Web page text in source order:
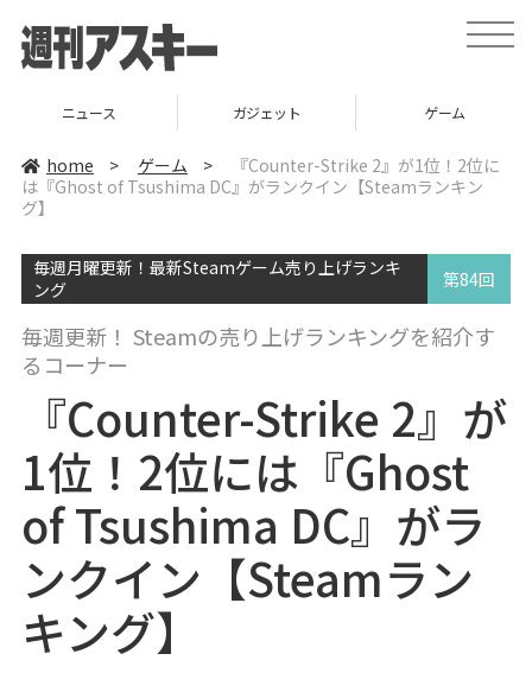
t
o
v
o
ニュース ガジェット ゲーム
home > ゲーム >
『Counter-Strike 2』が1位！2位に
は『Ghost of Tsushima DC』がランクイン【Steamランキン
グ】
毎週月曜更新！最新Steamゲーム売り上げランキ
ング
第84回
毎週更新！ Steamの売り上げランキングを紹介す
るコーナー
『Counter-Strike 2』が
1位！2位には『Ghost
of Tsushima DC』がラ
ンクイン【Steamラン
キング】